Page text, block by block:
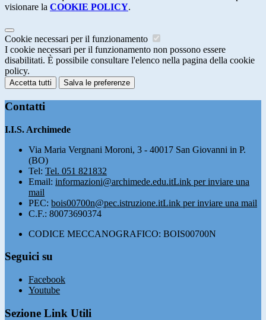
visionare la COOKIE POLICY.
Cookie necessari per il funzionamento
I cookie necessari per il funzionamento non possono essere
disabilitati. È possibile consultare l'elenco nella pagina della cookie
policy.
Accetta tutti Salva le preferenze
Contatti
I.I.S. Archimede
Via Maria Vergnani Moroni, 3 - 40017 San Giovanni in P.
(BO)
Tel: Tel. 051 821832
Email: informazioni@archimede.edu.itLink per inviare una
mail
PEC: bois00700n@pec.istruzione.itLink per inviare una mail
C.F.: 80073690374
CODICE MECCANOGRAFICO: BOIS00700N
Seguici su
Facebook
Youtube
Sezione Link Utili